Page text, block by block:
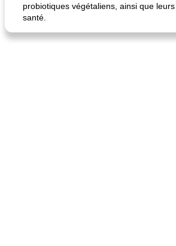
probiotiques végétaliens, ainsi que
santé.